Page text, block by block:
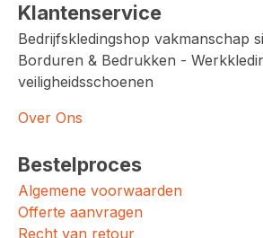
Klantenservice
Bedrijfskledingshop vakmanschap
Borduren & Bedrukken -
veiligheidsschoenen
Over Ons
Bestelproces
Algemene voorwaarden
Offerte aanvragen
Recht van retour